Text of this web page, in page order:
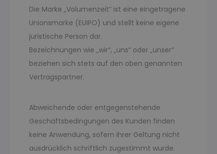
Die Marke „Volumenzeit“ ist eine eingetragene
Unionsmarke (EUIPO) und stellt keine eigene
juristische Person dar.
Bezeichnungen wie „wir“, „uns“ oder „unser“
beziehen sich stets auf den oben genannten
Vertragspartner.
Abweichende oder entgegenstehende
Geschäftsbedingungen des Kunden finden
keine Anwendung, sofern ihrer Geltung nicht
ausdrücklich schriftlich zugestimmt wurde.